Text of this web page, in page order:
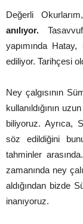
Değerli
anılıyor.
yapımında
ediliyor. Tarihçesi
Ney çalgısının
kullanıldığının
biliyoruz. Ayrıca,
söz edildiğini
tahminler
zamanında ney
aldığından bizde
inanıyoruz.